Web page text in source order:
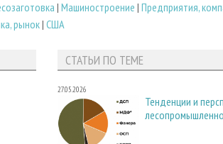
| Машиностроение | Предприятия,
рынок| США
СТАТЬИ ПО ТЕМЕ
27.05.2026
Тенденции и